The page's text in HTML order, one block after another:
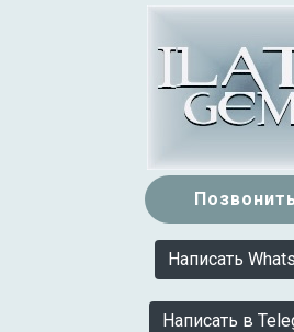
Позвонить
Написать
Написать в